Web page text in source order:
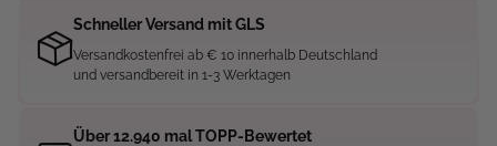
Schneller Versand mit GLS
Versandkostenfrei ab € 10 innerhalb Deutschland
und versandbereit in 1-3 Werktagen
Über 12.940 mal TOPP-Bewertet